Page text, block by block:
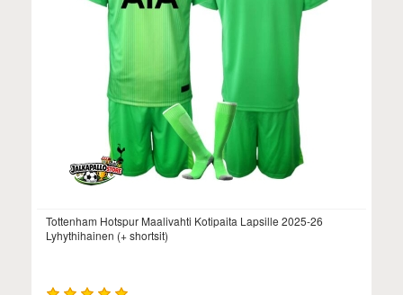
Tottenham Hotspur Maalivahti Kotipaita Lapsille 2025-26
Lyhythihainen (+ shortsit)